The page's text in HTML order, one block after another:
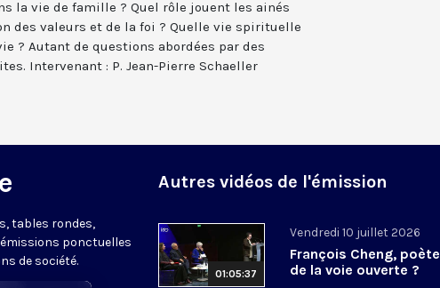
la vie de famille ? Quel rôle jouent les ainés
des valeurs et de la foi ? Quelle vie spirituelle
? Autant de questions abordées par des
Intervenant : P. Jean-Pierre Schaeller
tables rondes,
ponctuelles
de société.
Autres vidéos de l'émission
01:05:37
Vendredi 10 juillet 2026
François Cheng, poète
de la voie ouverte ?